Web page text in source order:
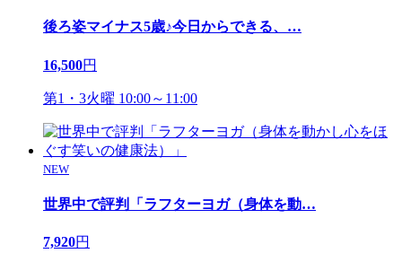
後ろ姿マイナス5歳♪今日からできる、 …
16,500円
第1・3火曜 10:00～11:00
NEW
世界中で評判「ラフターヨガ（身体を動…
7,920円